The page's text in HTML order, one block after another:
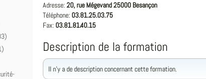
Adresse: 20, rue Mégevand 25000 Besançon
Téléphone: 03.81.25.03.75
Fax: 03.81.81.40.15
Description de la formation
Il n'y a de description concernant cette formation.